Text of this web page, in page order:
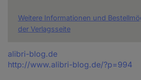
Weitere Informationen und
der Verlagsseite
Quelle
alibri-blog.de
http://www.alibri-blog.de/?p=994